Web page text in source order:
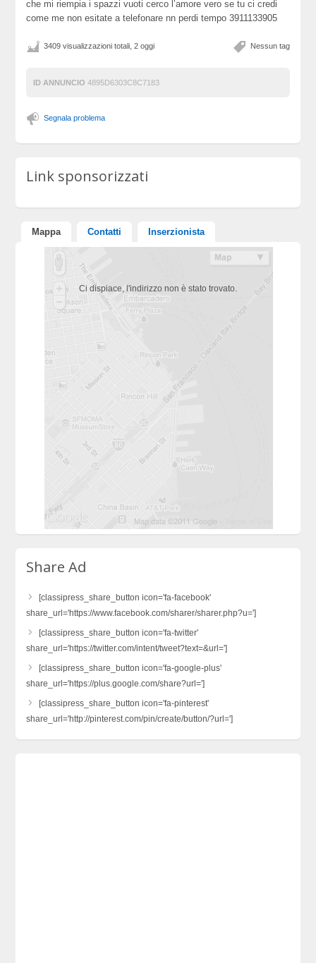
che mi riempia i spazzi vuoti cerco l’amore vero se tu ci credi
come me non esitate a telefonare nn perdi tempo 3911133905
Nessun tag
3409 visualizzazioni totali, 2 oggi
ID ANNUNCIO 4895D6303C8C7183
Segnala problema
Link sponsorizzati
Mappa Contatti Inserzionista
Ci dispiace, l'indirizzo non è stato trovato.
Share Ad
[classipress_share_button icon='fa-facebook'
share_url='https://www.facebook.com/sharer/sharer.php?u=']
[classipress_share_button icon='fa-twitter'
share_url='https://twitter.com/intent/tweet?text=&url=']
[classipress_share_button icon='fa-google-plus'
share_url='https://plus.google.com/share?url=']
[classipress_share_button icon='fa-pinterest'
share_url='http://pinterest.com/pin/create/button/?url=']